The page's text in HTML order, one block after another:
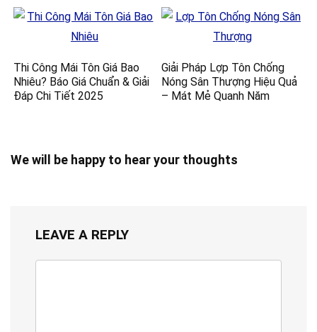
Thi Công Mái Tôn Giá Bao
Nhiêu? Báo Giá Chuẩn & Giải
Đáp Chi Tiết 2025
Giải Pháp Lợp Tôn Chống
Nóng Sân Thượng Hiệu Quả
– Mát Mẻ Quanh Năm
We will be happy to hear your thoughts
LEAVE A REPLY